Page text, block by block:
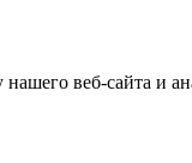
веб-сайта и